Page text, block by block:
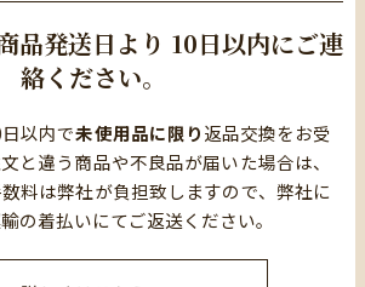
品発送日より 10日以内にご連
絡ください。
以内で未使用品に限り返品交換をお受
と違う商品や不良品が届いた場合は、
料は弊社が負担致しますので、弊社に
の着払いにてご返送ください。